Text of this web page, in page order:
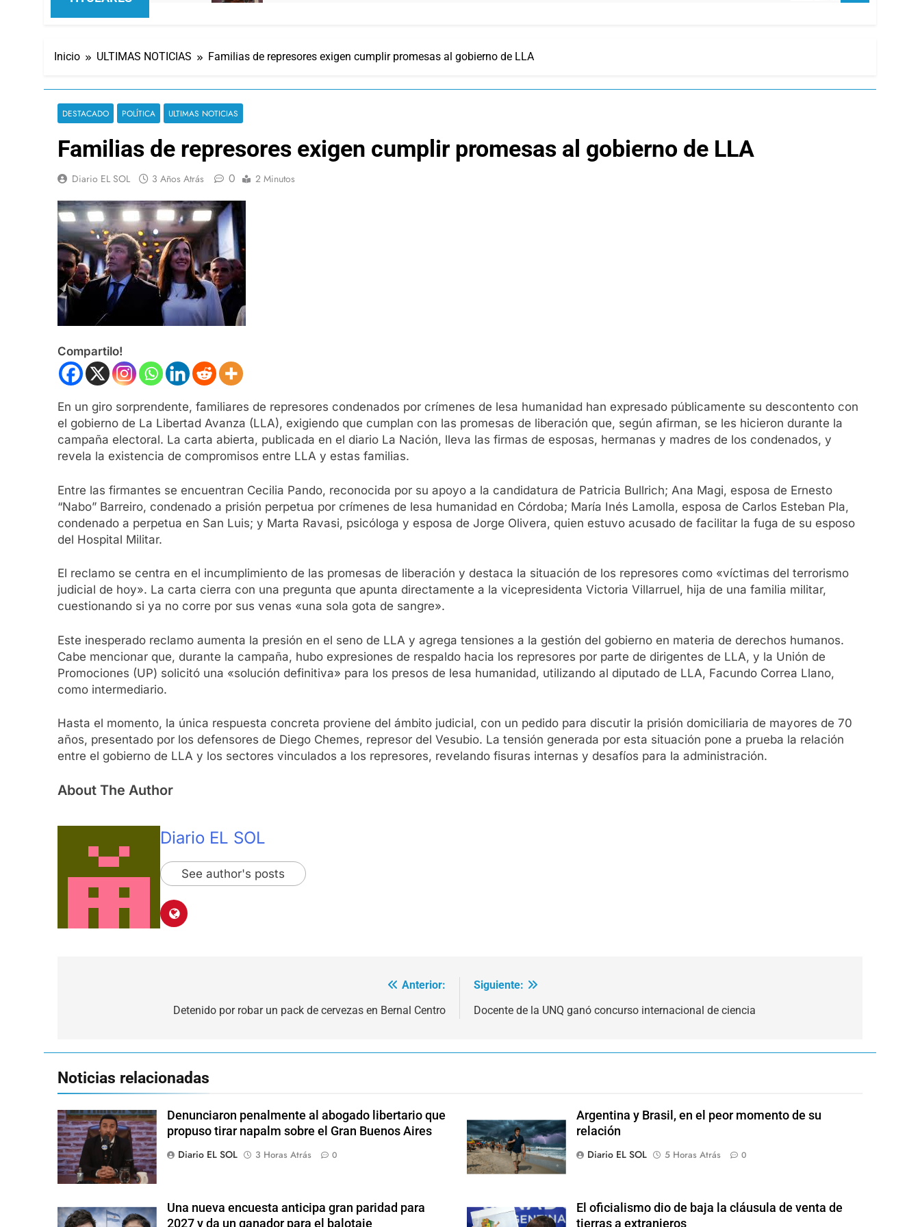
Inicio ULTIMAS NOTICIAS Familias de represores exigen cumplir promesas al gobierno de LLA
DESTACADO POLÍTICA ULTIMAS NOTICIAS
Familias de represores exigen cumplir promesas al gobierno de LLA
Diario EL SOL 3 Años Atrás 0 2 Minutos
Compartilo!
En un giro sorprendente, familiares de represores condenados por crímenes de lesa humanidad han expresado públicamente su descontento con
el gobierno de La Libertad Avanza (LLA), exigiendo que cumplan con las promesas de liberación que, según afirman, se les hicieron durante la
campaña electoral. La carta abierta, publicada en el diario La Nación, lleva las firmas de esposas, hermanas y madres de los condenados, y
revela la existencia de compromisos entre LLA y estas familias.
Entre las firmantes se encuentran Cecilia Pando, reconocida por su apoyo a la candidatura de Patricia Bullrich; Ana Magi, esposa de Ernesto
“Nabo” Barreiro, condenado a prisión perpetua por crímenes de lesa humanidad en Córdoba; María Inés Lamolla, esposa de Carlos Esteban Pla,
condenado a perpetua en San Luis; y Marta Ravasi, psicóloga y esposa de Jorge Olivera, quien estuvo acusado de facilitar la fuga de su esposo
del Hospital Militar.
El reclamo se centra en el incumplimiento de las promesas de liberación y destaca la situación de los represores como «víctimas del terrorismo
judicial de hoy». La carta cierra con una pregunta que apunta directamente a la vicepresidenta Victoria Villarruel, hija de una familia militar,
cuestionando si ya no corre por sus venas «una sola gota de sangre».
Este inesperado reclamo aumenta la presión en el seno de LLA y agrega tensiones a la gestión del gobierno en materia de derechos humanos.
Cabe mencionar que, durante la campaña, hubo expresiones de respaldo hacia los represores por parte de dirigentes de LLA, y la Unión de
Promociones (UP) solicitó una «solución definitiva» para los presos de lesa humanidad, utilizando al diputado de LLA, Facundo Correa Llano,
como intermediario.
Hasta el momento, la única respuesta concreta proviene del ámbito judicial, con un pedido para discutir la prisión domiciliaria de mayores de 70
años, presentado por los defensores de Diego Chemes, represor del Vesubio. La tensión generada por esta situación pone a prueba la relación
entre el gobierno de LLA y los sectores vinculados a los represores, revelando fisuras internas y desafíos para la administración.
About The Author
Diario EL SOL
See author's posts
Anterior:
Detenido por robar un pack de cervezas en Bernal Centro
Siguiente:
Docente de la UNQ ganó concurso internacional de ciencia
Noticias relacionadas
Denunciaron penalmente al abogado libertario que
propuso tirar napalm sobre el Gran Buenos Aires
Diario EL SOL
3 Horas Atrás 0
Argentina y Brasil, en el peor momento de su
relación
Diario EL SOL
5 Horas Atrás 0
Una nueva encuesta anticipa gran paridad para
2027 y da un ganador para el balotaje
El oficialismo dio de baja la cláusula de venta de
tierras a extranjeros